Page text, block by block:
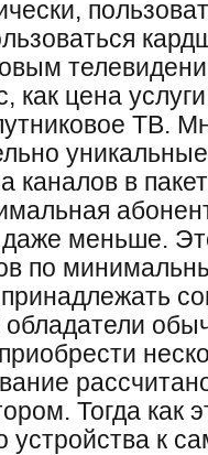
как цена
ТВ.
каналов в
меньше.
по
принадлежать
Тогда как
устройства к